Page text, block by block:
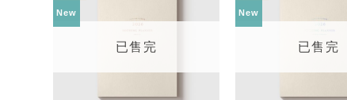
New
望輕
已售完
New
已售完